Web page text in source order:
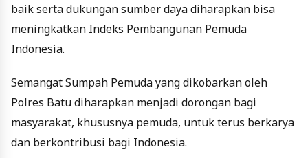
baik serta dukungan sumber daya diharapkan bisa
meningkatkan Indeks Pembangunan Pemuda
Indonesia.
Semangat Sumpah Pemuda yang dikobarkan oleh
Polres Batu diharapkan menjadi dorongan bagi
masyarakat, khususnya pemuda, untuk terus berkarya
dan berkontribusi bagi Indonesia.